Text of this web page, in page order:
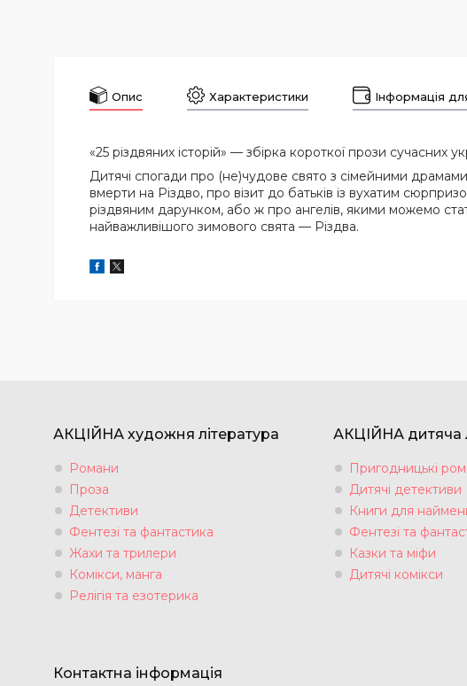
Опис Характеристики Інформація
«25 різдвяних історій» — збірка короткої прози
Дитячі спогади про (не)чудове свято з сімейними
вмерти на Різдво, про візит до батьків із вухатим
різдвяним дарунком, або ж про ангелів, якими можемо
найважливішого зимового свята — Різдва.
АКЦІЙНА художня література
Романи
Проза
Детективи
Фентезі та фантастика
Жахи та трилери
Комікси, манга
Релігія та езотерика
АКЦІЙНА дитяча
Пригодницькі
Дитячі детективи
Книги для
Фентезі та
Казки та міфи
Дитячі комікси